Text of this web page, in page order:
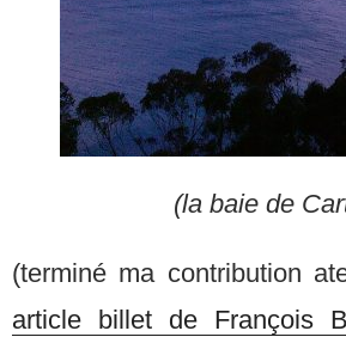
(la baie de
(terminé ma contribution
article billet de François